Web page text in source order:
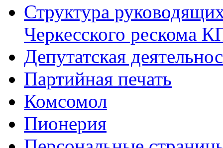
Структура
Черкесского рескома
Депутатская
Партийная печать
Комсомол
Пионерия